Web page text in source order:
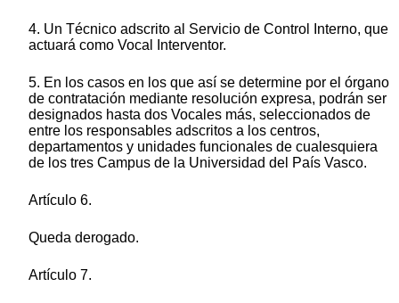
4. Un Técnico adscrito al Servicio de Control Interno, que
actuará como Vocal Interventor.
5. En los casos en los que así se determine por el órgano
de contratación mediante resolución expresa, podrán ser
designados hasta dos Vocales más, seleccionados de
entre los responsables adscritos a los centros,
departamentos y unidades funcionales de cualesquiera
de los tres Campus de la Universidad del País Vasco.
Artículo 6.
Queda derogado.
Artículo 7.